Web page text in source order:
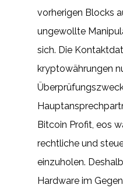
vorherigen Blocks
ungewollte
sich. Die
kryptowährungen
Bitcoin Profit, eos
rechtliche und
einzuholen.
Hardware im